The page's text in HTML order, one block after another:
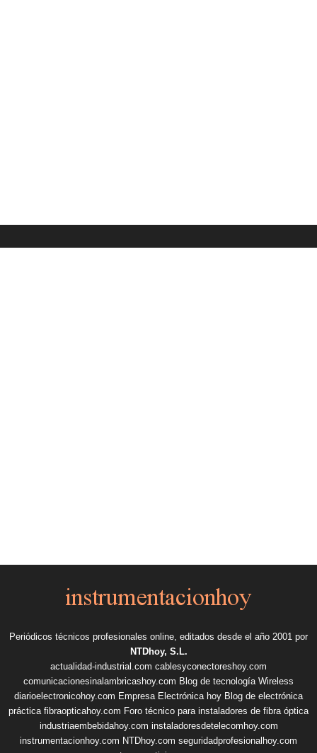
Periódicos técnicos profesionales online, editados desde el año 2001 por
NTDhoy, S.L.
actualidad-industrial.com cablesyconectoreshoy.com
comunicacionesinalambricashoy.com Blog de tecnología Wireless
diarioelectronicohoy.com Empresa Electrónica hoy Blog de electrónica
práctica fibraopticahoy.com Foro técnico para instaladores de fibra óptica
industriaembebidahoy.com instaladoresdetelecomhoy.com
instrumentacionhoy.com NTDhoy.com seguridadprofesionalhoy.com